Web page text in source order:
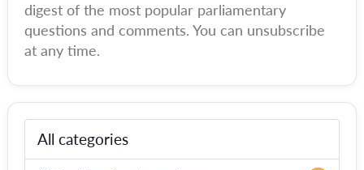
digest of the most popular parliamentary
questions and comments. You can unsubscribe
at any time.
All categories